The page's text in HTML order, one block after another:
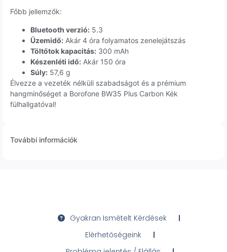
Főbb jellemzők:
Bluetooth verzió: 5.3
Üzemidő: Akár 4 óra folyamatos zenelejátszás
Töltőtok kapacitás: 300 mAh
Készenléti idő: Akár 150 óra
Súly: 57,6 g
Élvezze a vezeték nélküli szabadságot és a prémium
hangminőséget a Borofone BW35 Plus Carbon Kék
fülhallgatóval!
További információk
Gyakran Ismételt Kérdések
Elérhetőségeink